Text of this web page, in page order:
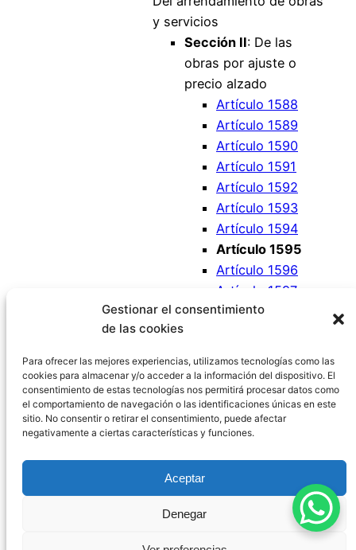
Gestionar el consentimiento
de las cookies
Para ofrecer las mejores experiencias, utilizamos tecnologías como las
cookies para almacenar y/o acceder a la información del dispositivo. El
consentimiento de estas tecnologías nos permitirá procesar datos como
el comportamiento de navegación o las identificaciones únicas en este
sitio. No consentir o retirar el consentimiento, puede afectar
negativamente a ciertas características y funciones.
Aceptar
Denegar
y servicios
Sección II: De las
obras por ajuste o
precio alzado
Artículo 1588
Artículo 1589
Artículo 1590
Artículo 1591
Artículo 1592
Artículo 1593
Artículo 1594
Artículo 1595
Artículo 1596
Artículo 1597
Artículo 1598
Política de Privacidad
Política de
Contacto